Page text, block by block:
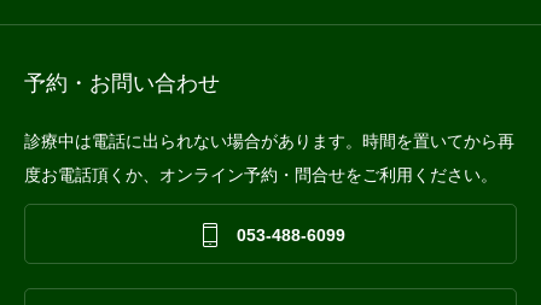
予約・お問い合わせ
診療中は電話に出られない場合があります。時間を置いてから再
度お電話頂くか、オンライン予約・問合せをご利用ください。
 053-488-6099